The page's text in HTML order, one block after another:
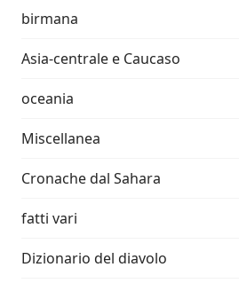
birmana
Asia-centrale e Caucaso
oceania
Miscellanea
Cronache dal Sahara
fatti vari
Dizionario del diavolo